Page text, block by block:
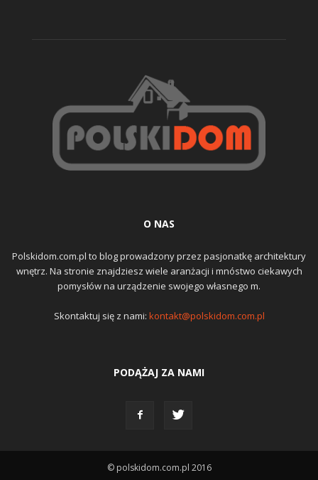
O NAS
Polskidom.com.pl to blog prowadzony przez pasjonatkę architektury
wnętrz. Na stronie znajdziesz wiele aranżacji i mnóstwo ciekawych
pomysłów na urządzenie swojego własnego m.
Skontaktuj się z nami: kontakt@polskidom.com.pl
PODĄŻAJ ZA NAMI
© polskidom.com.pl 2016